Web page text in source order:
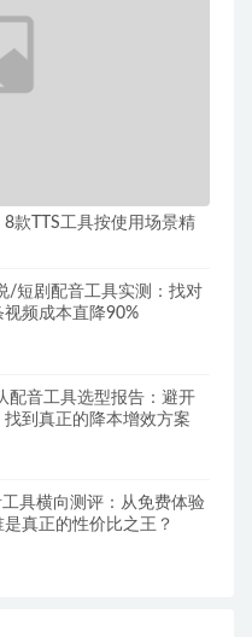
款TTS工具按使用场景精
/短剧配音工具实测：找对
频成本直降90%
配音工具选型报告：避开
到真正的降本增效方案
具横向测评：从免费体验
真正的性价比之王？